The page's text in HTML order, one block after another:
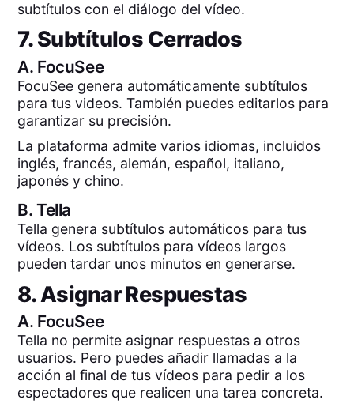
subtítulos con el diálogo del vídeo.
7. Subtítulos Cerrados
A. FocuSee
FocuSee genera automáticamente subtítulos
para tus videos. También puedes editarlos para
garantizar su precisión.
La plataforma admite varios idiomas, incluidos
inglés, francés, alemán, español, italiano,
japonés y chino.
B.Tella
Tella genera subtítulos automáticos para tus
vídeos. Los subtítulos para vídeos largos
pueden tardar unos minutos en generarse.
8. Asignar Respuestas
A. FocuSee
Tella no permite asignar respuestas a otros
usuarios. Pero puedes añadir llamadas a la
acción al final de tus vídeos para pedir a los
espectadores que realicen una tarea concreta.